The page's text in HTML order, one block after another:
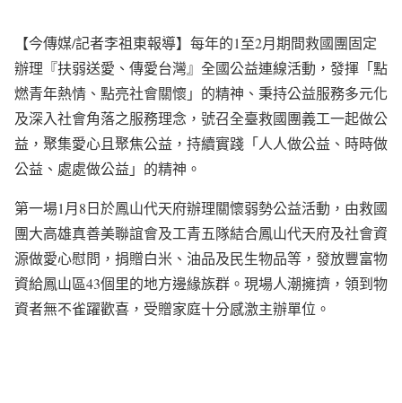
【今傳媒/記者李祖東報導】每年的1至2月期間救國團固定
辦理『扶弱送愛、傳愛台灣』全國公益連線活動，發揮「點
燃青年熱情、點亮社會關懷」的精神、秉持公益服務多元化
及深入社會角落之服務理念，號召全臺救國團義工一起做公
益，聚集愛心且聚焦公益，持續實踐「人人做公益、時時做
公益、處處做公益」的精神。
第一場1月8日於鳳山代天府辦理關懷弱勢公益活動，由救國
團大高雄真善美聯誼會及工青五隊結合鳳山代天府及社會資
源做愛心慰問，捐贈白米、油品及民生物品等，發放豐富物
資給鳳山區43個里的地方邊緣族群。現場人潮擁擠，領到物
資者無不雀躍歡喜，受贈家庭十分感激主辦單位。